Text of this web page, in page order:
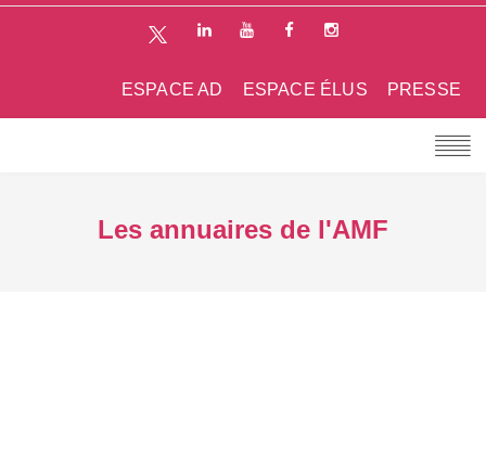
PRESSE
ESPACE ÉLUS
ESPACE AD
Les annuaires de l'AMF